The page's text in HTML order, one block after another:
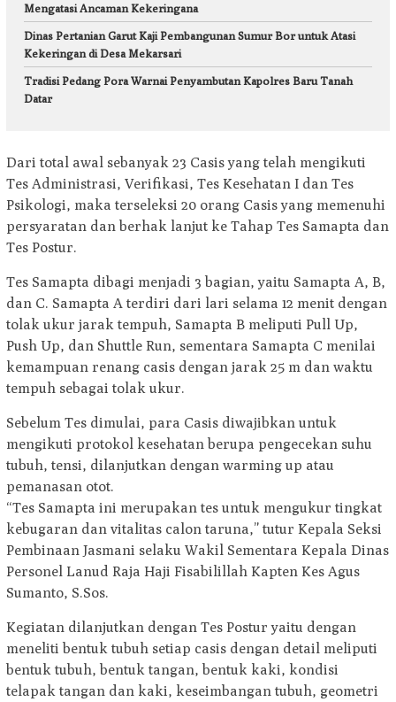
Mengatasi Ancaman Kekeringana
Dinas Pertanian Garut Kaji Pembangunan Sumur Bor untuk Atasi
Kekeringan di Desa Mekarsari
Tradisi Pedang Pora Warnai Penyambutan Kapolres Baru Tanah
Datar
Dari total awal sebanyak 23 Casis yang telah mengikuti
Tes Administrasi, Verifikasi, Tes Kesehatan I dan Tes
Psikologi, maka terseleksi 20 orang Casis yang memenuhi
persyaratan dan berhak lanjut ke Tahap Tes Samapta dan
Tes Postur.
Tes Samapta dibagi menjadi 3 bagian, yaitu Samapta A, B,
dan C. Samapta A terdiri dari lari selama 12 menit dengan
tolak ukur jarak tempuh, Samapta B meliputi Pull Up,
Push Up, dan Shuttle Run, sementara Samapta C menilai
kemampuan renang casis dengan jarak 25 m dan waktu
tempuh sebagai tolak ukur.
Sebelum Tes dimulai, para Casis diwajibkan untuk
mengikuti protokol kesehatan berupa pengecekan suhu
tubuh, tensi, dilanjutkan dengan warming up atau
pemanasan otot.
“Tes Samapta ini merupakan tes untuk mengukur tingkat
kebugaran dan vitalitas calon taruna,” tutur Kepala Seksi
Pembinaan Jasmani selaku Wakil Sementara Kepala Dinas
Personel Lanud Raja Haji Fisabilillah Kapten Kes Agus
Sumanto, S.Sos.
Kegiatan dilanjutkan dengan Tes Postur yaitu dengan
meneliti bentuk tubuh setiap casis dengan detail meliputi
bentuk tubuh, bentuk tangan, bentuk kaki, kondisi
telapak tangan dan kaki, keseimbangan tubuh, geometri